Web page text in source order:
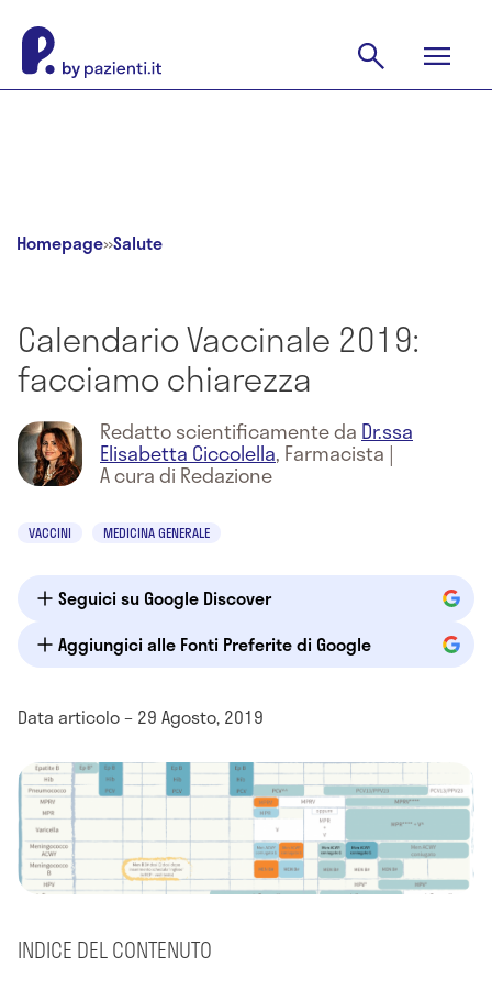
Homepage»Salute
Calendario Vaccinale 2019:
facciamo chiarezza
Redatto scientificamente da Dr.ssa
Elisabetta Ciccolella, Farmacista |
A cura di Redazione
VACCINI MEDICINA GENERALE
Seguici su Google Discover
Aggiungici alle Fonti Preferite di Google
Data articolo – 29 Agosto, 2019
INDICE DEL CONTENUTO